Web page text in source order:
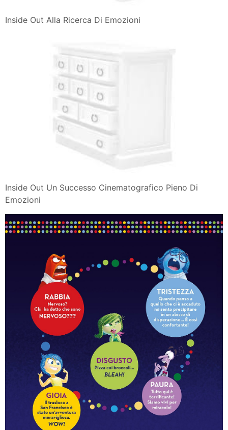
Inside Out Alla Ricerca Di Emozioni
Inside Out Un Successo Cinematografico Pieno Di
Emozioni